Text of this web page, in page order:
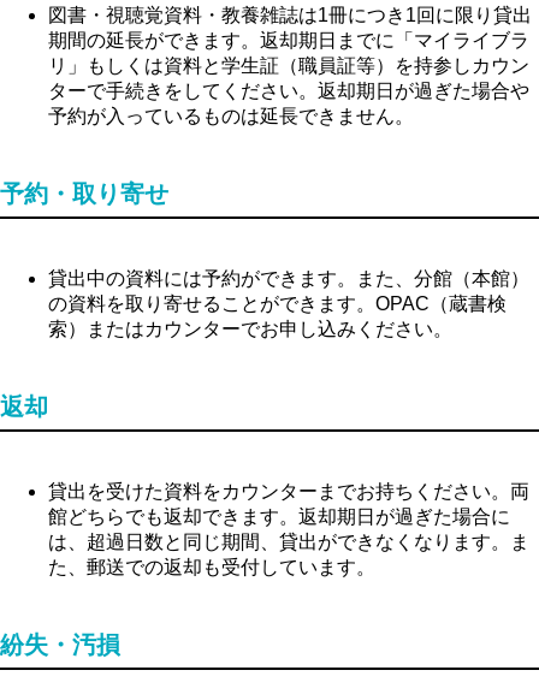
図書・視聴覚資料・教養雑誌は1冊につき1回に限り貸出
期間の延長ができます。返却期日までに「マイライブラ
リ」もしくは資料と学生証（職員証等）を持参しカウン
ターで手続きをしてください。返却期日が過ぎた場合や
予約が入っているものは延長できません。
予約・取り寄せ
貸出中の資料には予約ができます。また、分館（本館）
の資料を取り寄せることができます。OPAC（蔵書検
索）またはカウンターでお申し込みください。
返却
貸出を受けた資料をカウンターまでお持ちください。両
館どちらでも返却できます。返却期日が過ぎた場合に
は、超過日数と同じ期間、貸出ができなくなります。ま
た、郵送での返却も受付しています。
紛失・汚損